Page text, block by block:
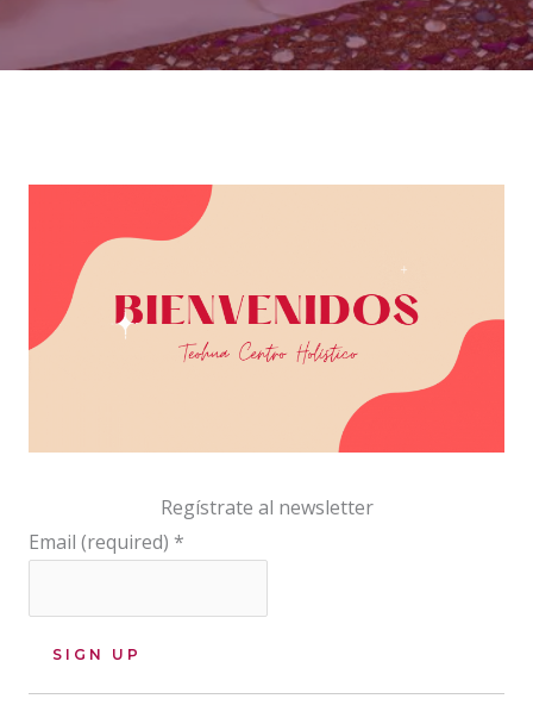
Regístrate al newsletter
Email (required) *